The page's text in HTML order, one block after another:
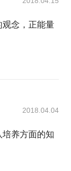
念，正能量
2018.04.04
养方面的知